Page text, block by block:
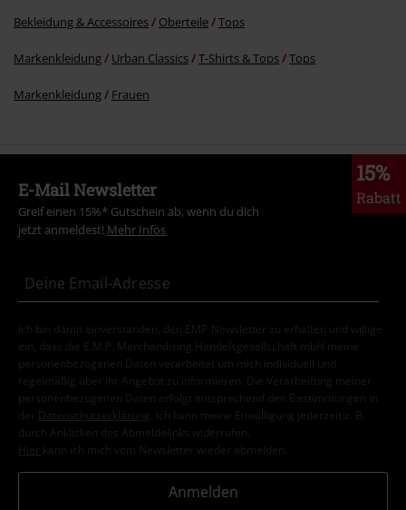
Bekleidung & Accessoires Oberteile Tops
Markenkleidung Urban Classics T-Shirts & Tops Tops
Markenkleidung Frauen
15%
Rabatt
E-Mail Newsletter
Greif einen 15%* Gutschein ab, wenn du dich
jetzt anmeldest! Mehr Infos
Ich bin damit einverstanden, den EMP-Newsletter zu erhalten und willige
ein, dass die E.M.P. Merchandising Handelsgesellschaft mbH meine
personenbezogenen Daten verarbeitet um mich individuell und
regelmäßig über ihr Angebot zu informieren. Die Verarbeitung meiner
personenbezogenen Daten erfolgt entsprechend den Bestimmungen in
der
Datenschutzerklärung
. Ich kann meine Einwilligung jederzeit z. B.
durch Anklicken des Abmeldelinks widerrufen.
Hier kann ich mich vom Newsletter wieder abmelden.
Anmelden